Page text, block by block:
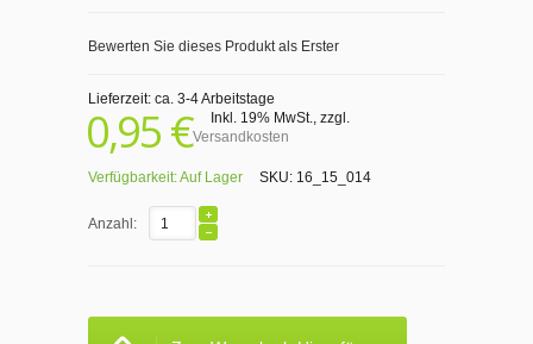
Bewerten Sie dieses Produkt als Erster
Lieferzeit: ca. 3-4 Arbeitstage
0,95 € Inkl. 19% MwSt., zzgl.
Versandkosten
Verfügbarkeit:Auf Lager SKU: 16_15_014
Anzahl: